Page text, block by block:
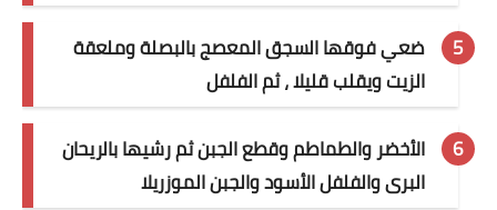
ضعي فوقها السجق المعصج بالبصلة وملعقة
الزيت ويقلب قليلا ، ثم الفلفل
الأخضر والطماطم وقطع الجبن ثم رشيها بالريحان
البرى والفلفل الأسود والجبن الموزريلا